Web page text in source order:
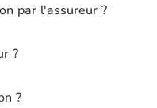
par l'assureur ?
?
?